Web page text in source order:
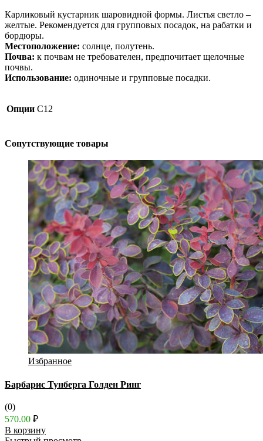
Карликовый кустарник шаровидной формы. Листья светло –
желтые. Рекомендуется для групповых посадок, на рабатки и
бордюры.
Местоположение: солнце, полутень.
Почва: к почвам не требователен, предпочитает щелочные
почвы.
Использование: одиночные и групповые посадки.
Опции C12
Сопутствующие товары
Избранное
Барбарис Тунберга Голден Ринг
(0)
570.00 ₽
В корзину